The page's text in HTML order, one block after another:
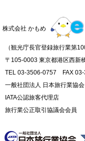
株式会社 かもめ
（観光庁長官登録旅行業第
〒105-0003 東京都港区西新
TEL 03-3506-0757 FAX 03-
一般社団法人 日本旅行業協
IATA公認旅客代理店
旅行業公正取引協議会会員